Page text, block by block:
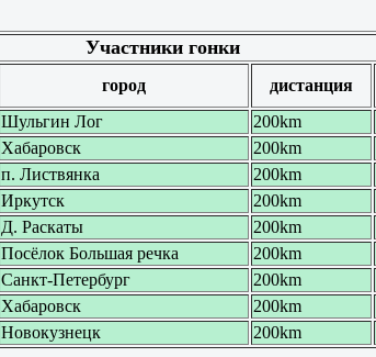
Участники гонки
город дистанция
Шульгин Лог 200km
Хабаровск 200km
п. Листвянка 200km
Иркутск 200km
Д. Раскаты 200km
Посёлок Большая речка 200km
Санкт-Петербург 200km
Хабаровск 200km
Новокузнецк 200km